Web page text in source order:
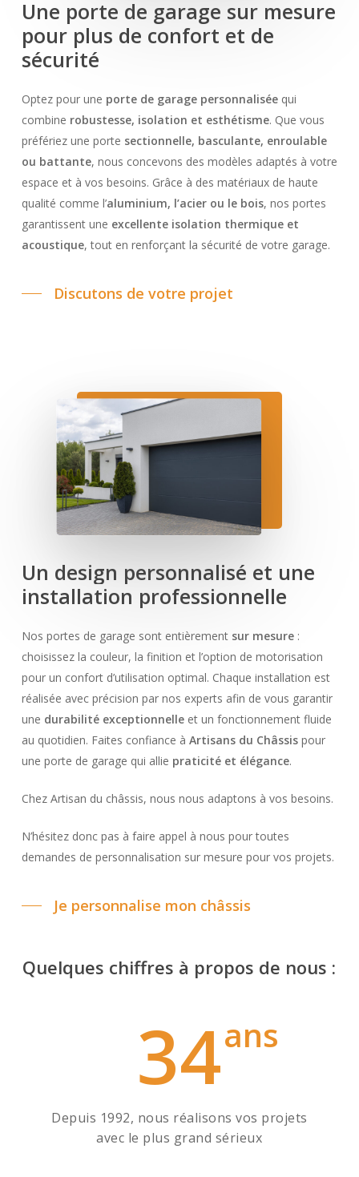
Une porte de garage sur mesure
pour plus de confort et de
sécurité
Optez pour une porte de garage personnaliséequi
combine robustesse, isolation et esthétisme. Que vous
préfériez une porte sectionnelle, basculante, enroulable
ou battante, nous concevons des modèles adaptés à votre
espace et à vos besoins. Grâce à des matériaux de haute
qualité comme l’aluminium, l’acier ou le bois, nos portes
garantissent une excellente isolation thermique et
acoustique, tout en renforçant la sécurité de votre garage.
Discutons de votre projet
Un design personnalisé et une
installation professionnelle
Nos portes de garage sont entièrement sur mesure:
choisissez la couleur, la finition et l’option de motorisation
pour un confort d’utilisation optimal. Chaque installation est
réalisée avec précision par nos experts afin de vous garantir
une durabilité exceptionnelleet un fonctionnement fluide
au quotidien. Faites confiance à Artisans du Châssispour
une porte de garage qui allie praticité et élégance.
Chez Artisan du châssis, nous nous adaptons à vos besoins.
N’hésitez donc pas à faire appel à nous pour toutes
demandes de personnalisation sur mesure pour vos projets.
Je personnalise mon châssis
Quelques chiffres à propos de nous :
34ans
Depuis 1992, nous réalisons vos projets
avec le plus grand sérieux